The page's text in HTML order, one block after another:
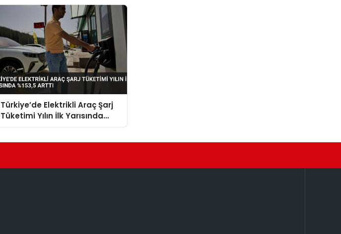
Türkiye’de Elektrikli Araç Şarj
Tüketimi Yılın İlk Yarısında
%153,5 Arttı